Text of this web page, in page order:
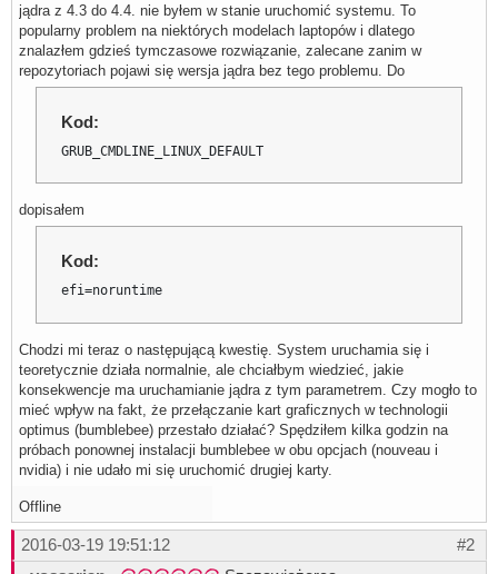
jądra z 4.3 do 4.4. nie byłem w stanie uruchomić systemu. To
popularny problem na niektórych modelach laptopów i dlatego
znalazłem gdzieś tymczasowe rozwiązanie, zalecane zanim w
repozytoriach pojawi się wersja jądra bez tego problemu. Do
Kod:
GRUB_CMDLINE_LINUX_DEFAULT
dopisałem
Kod:
efi=noruntime
Chodzi mi teraz o następującą kwestię. System uruchamia się i
teoretycznie działa normalnie, ale chciałbym wiedzieć, jakie
konsekwencje ma uruchamianie jądra z tym parametrem. Czy mogło to
mieć wpływ na fakt, że przełączanie kart graficznych w technologii
optimus (bumblebee) przestało działać? Spędziłem kilka godzin na
próbach ponownej instalacji bumblebee w obu opcjach (nouveau i
nvidia) i nie udało mi się uruchomić drugiej karty.
Offline
#2
2016-03-19 19:51:12